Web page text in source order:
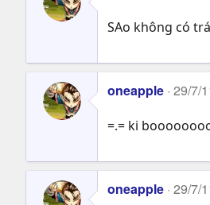
SAo không có
oneapple 29/7/
=.= ki
oneapple 29/7/